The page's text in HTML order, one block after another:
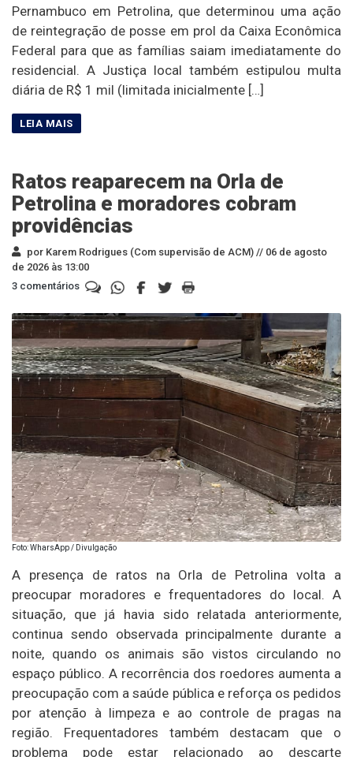
Pernambuco em Petrolina, que determinou uma ação
de reintegração de posse em prol da Caixa Econômica
Federal para que as famílias saiam imediatamente do
residencial. A Justiça local também estipulou multa
diária de R$ 1 mil (limitada inicialmente […]
Ratos reaparecem na Orla de
Petrolina e moradores cobram
providências
por Karem Rodrigues (Com supervisão de ACM) // 06 de agosto
de 2026 às 13:00
3 comentários
Foto: WharsApp / Divulgação
A presença de ratos na Orla de Petrolina volta a
preocupar moradores e frequentadores do local. A
situação, que já havia sido relatada anteriormente,
continua sendo observada principalmente durante a
noite, quando os animais são vistos circulando no
espaço público. A recorrência dos roedores aumenta a
preocupação com a saúde pública e reforça os pedidos
por atenção à limpeza e ao controle de pragas na
região. Frequentadores também destacam que o
problema pode estar relacionado ao descarte